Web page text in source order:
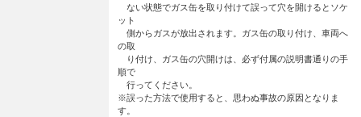
ない状態でガス缶を取り付けて誤って穴を開けるとソケ
ット
側からガスが放出されます。ガス缶の取り付け、車両へ
の取
り付け、ガス缶の穴開けは、必ず付属の説明書通りの手
順で
行ってください。
※誤った方法で使用すると、思わぬ事故の原因となりま
す。